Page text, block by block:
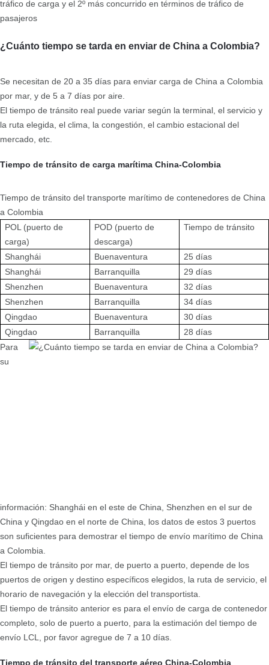
tráfico de carga y el 2º más concurrido en términos de tráfico de
pasajeros
¿Cuánto tiempo se tarda en enviar de China a Colombia?
Se necesitan de 20 a 35 días para enviar carga de China a Colombia
por mar, y de 5 a 7 días por aire.
El tiempo de tránsito real puede variar según la terminal, el servicio y
la ruta elegida, el clima, la congestión, el cambio estacional del
mercado, etc.
Tiempo de tránsito de carga marítima China-Colombia
Tiempo de tránsito del transporte marítimo de contenedores de China
a Colombia
POL (puerto de
carga)
POD (puerto de
descarga)
Tiempo de tránsito
Shanghái Buenaventura
25 días
Shanghái
Barranquilla
29 días
Shenzhen
Buenaventura
32 días
Shenzhen
Barranquilla
34 días
Qingdao
Buenaventura
30 días
Qingdao
Barranquilla
28 días
Para
su
información: Shanghái en el este de China, Shenzhen en el sur de
China y Qingdao en el norte de China, los datos de estos 3 puertos
son suficientes para demostrar el tiempo de envío marítimo de China
a Colombia.
El tiempo de tránsito por mar, de puerto a puerto, depende de los
puertos de origen y destino específicos elegidos, la ruta de servicio, el
horario de navegación y la elección del transportista.
El tiempo de tránsito anterior es para el envío de carga de contenedor
completo, solo de puerto a puerto, para la estimación del tiempo de
envío LCL, por favor agregue de 7 a 10 días.
Tiempo de tránsito del transporte aéreo China-Colombia